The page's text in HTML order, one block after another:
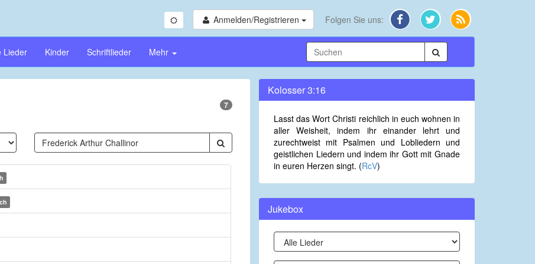
Anmelden/Registrieren Folgen Sie uns:
Lieder Kinder Schriftlieder Mehr
7
Kolosser 3:16
Lasst das Wort Christi reichlich in euch wohnen in
aller Weisheit, indem ihr einander lehrt und
zurechtweist mit Psalmen und Lobliedern und
geistlichen Liedern und indem ihr Gott mit Gnade
in euren Herzen singt. (RcV)
Jukebox